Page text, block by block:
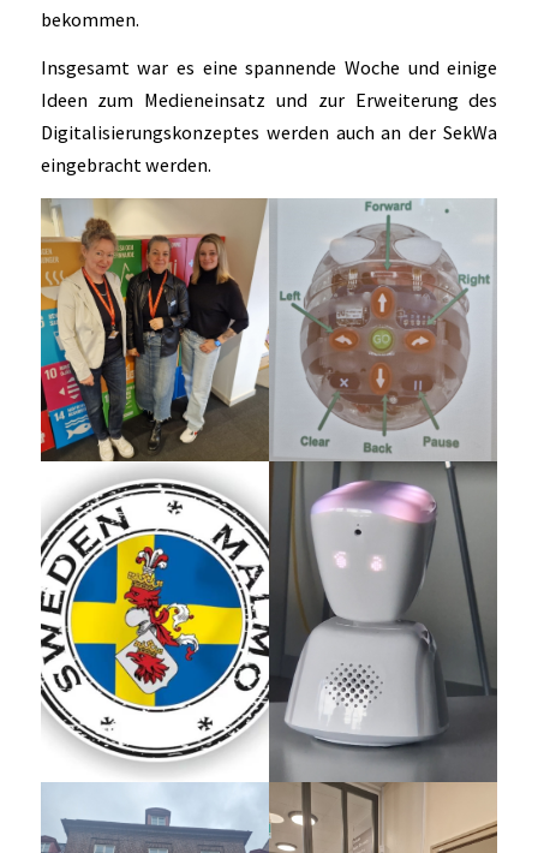
bekommen.
Insgesamt war es eine spannende Woche und einige
Ideen zum Medieneinsatz und zur Erweiterung des
Digitalisierungskonzeptes werden auch an der SekWa
eingebracht werden.